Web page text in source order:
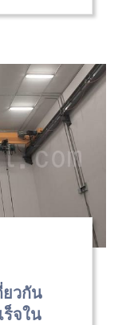
ยวกัน
ร็จใน